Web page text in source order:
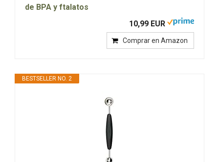
de BPA y ftalatos
10,99 EUR
Comprar en Amazon
BESTSELLER NO. 2